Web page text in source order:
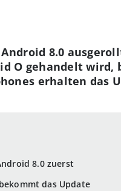
8.0 zuerst
das Update
8.0
O gehandelt
erhalten das